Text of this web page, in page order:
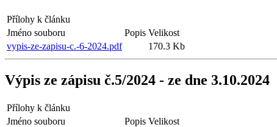
Přílohy k článku
Jméno souboru
Popis Velikost
vypis-ze-zapisu-c.-6-2024.pdf
170.3 Kb
Výpis ze zápisu č.5/2024 - ze dne 3.10.2024
Přílohy k článku
Jméno souboru
Popis Velikost